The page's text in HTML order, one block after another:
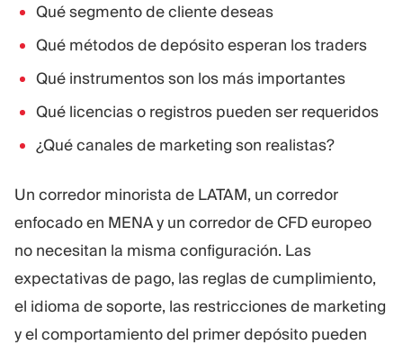
Qué segmento de cliente deseas
Qué métodos de depósito esperan los traders
Qué instrumentos son los más importantes
Qué licencias o registros pueden ser requeridos
¿Qué canales de marketing son realistas?
Un corredor minorista de LATAM, un corredor
enfocado en MENA y un corredor de CFD europeo
no necesitan la misma configuración. Las
expectativas de pago, las reglas de cumplimiento,
el idioma de soporte, las restricciones de marketing
y el comportamiento del primer depósito pueden